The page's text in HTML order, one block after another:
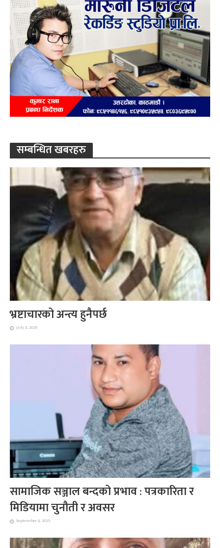
सम्बन्धित खबरहरु
भ्रष्टाचारको अन्त्य हुनैपर्छ
July 3, 2026
सामाजिक सञ्जाल बन्दको प्रभाव : पत्रकारिता र
मिडियामा चुनौती र अवसर
September 8, 2025